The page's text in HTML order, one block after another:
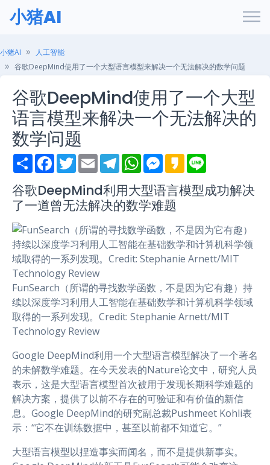
小猪AI
小猪AI
人工智能
谷歌DeepMind使用了一个大型语言模型来解决一个无法解决的数学问题
谷歌DeepMind使用了一个大型
语言模型来解决一个无法解决的
数学问题
S
h
r
e
F
a
e
b
o
k
T
w
t
t
e
E
m
i
l
T
e
e
g
r
m
W
h
t
s
A
p
M
e
s
e
n
e
r
K
a
a
o
e
谷歌DeepMind利用大型语言模型成功解决
了一道曾无法解决的数学难题
FunSearch（所谓的寻找数学函数，不是因为它有趣）持
续以深度学习利用人工智能在基础数学和计算机科学领域
取得的一系列发现。Credit: Stephanie Arnett/MIT
Technology Review
Google DeepMind利用一个大型语言模型解决了一个著名
的未解数学难题。在今天发表的Nature论文中，研究人员
表示，这是大型语言模型首次被用于发现长期科学难题的
解决方案，提供了以前不存在的可验证和有价值的新信
息。Google DeepMind的研究副总裁Pushmeet Kohli表
示：“它不在训练数据中，甚至以前都不知道它。”
大型语言模型以捏造事实而闻名，而不是提供新事实。